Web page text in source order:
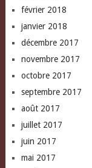
février 2018
janvier 2018
décembre 2017
novembre 2017
octobre 2017
septembre 2017
août 2017
juillet 2017
juin 2017
mai 2017